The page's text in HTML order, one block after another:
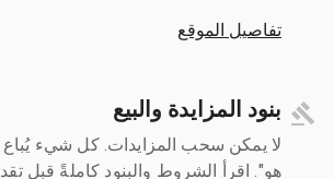
تفاصيل الموقع
بنود المزايدة والبيع
لا يمكن سحب المزايدات. كل شيء يُباع
هو". اقرأ الشروط والبنود كاملةً قبل